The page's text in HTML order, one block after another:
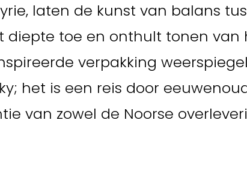
laten de kunst van balans
toe en onthult tonen
verpakking
het is een reis door
van zowel de Noorse